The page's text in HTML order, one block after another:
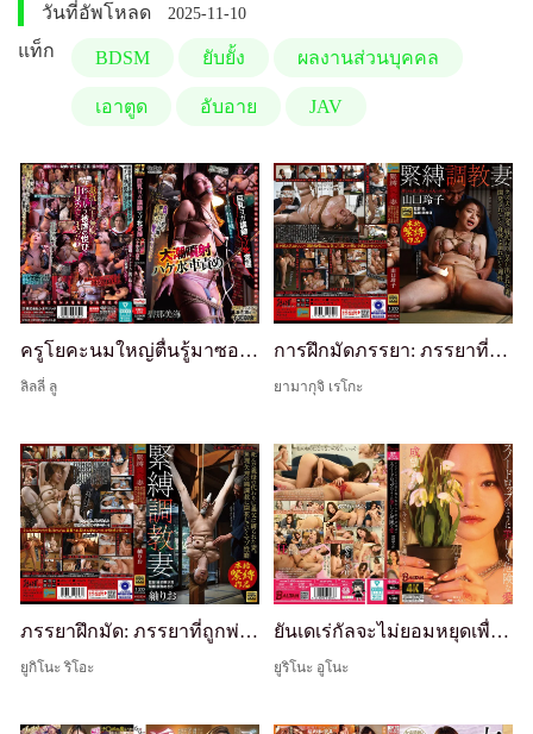
วันที่อัพโหลด
2025-11-10
แท็ก BDSM ยับยั้ง ผลงานส่วนบุคคล
เอาตูด อับอาย JAV
ครูโยคะนมใหญ่ตื่นรู้มาซอค: ทรมานแปรงกังหันน้ำพุ่งมหาศาล - อาโอนะ มิกะ
ลิลลี่ ลู
การฝึกมัดภรรยา: ภรรยาที่ถูกสละเพื่อชดใช้หนี้ของสามีขยะ. ร่างกายของเธอถูกพัฒนาและเหตุผลกำลังพังทลาย. เรโกะ ยามากูจิ
ยามากุจิ เรโกะ
ภรรยาฝึกมัด: ภรรยาที่ถูกพ่อต้ามัดแทนแม่ตาที่เสียชีวิต ความโน้มเอียงแบบมาซอคิสม์ของเธอเบ่งบานภายใต้การฝึกเชือกบังคับ ชิบาริ โอ
ยูกิโนะ ริโอะ
ยันเดเร่กัลจะไม่ยอมหยุดเพื่อได้เขา: ความรักที่สวยงามและอันตรายเหมือนดอกสโนว์ดรอป โดย นารุโมะ รุกะ
ยูริโนะ อูโนะ